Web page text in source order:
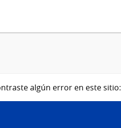
algún error en este sitio: